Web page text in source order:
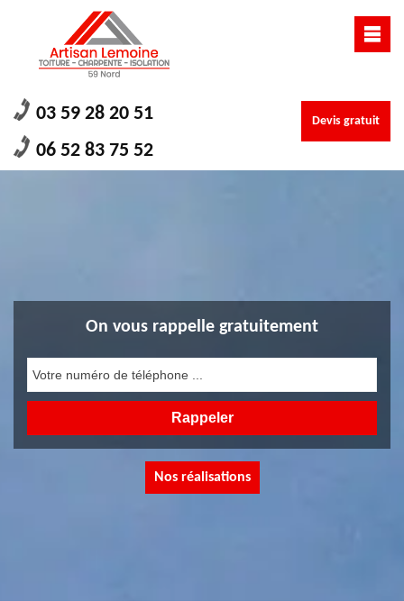
03 59 28 20 51
06 52 83 75 52
Devis gratuit
On vous rappelle gratuitement
Nos réalisations